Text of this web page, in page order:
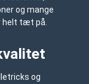
og mange
helt tæt på.
og